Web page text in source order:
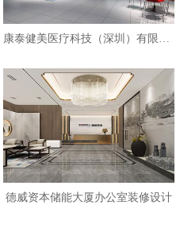
德威资本储能大厦办公室装修设计